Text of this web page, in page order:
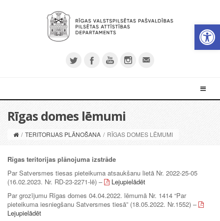
Rīgas domes lēmumi
/ TERITORIJAS PLĀNOŠANA / RĪGAS DOMES LĒMUMI
Rīgas teritorijas plānojuma izstrāde
Par Satversmes tiesas pieteikuma atsaukšanu lietā Nr. 2022-25-05
(16.02.2023. Nr. RD-23-2271-lē) –
Lejupielādēt
Par grozījumu Rīgas domes 04.04.2022. lēmumā Nr. 1414 “Par
pieteikuma iesniegšanu Satversmes tiesā” (18.05.2022. Nr.1552) –
Lejupielādēt